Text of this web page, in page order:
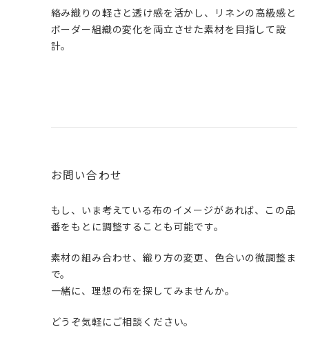
絡み織りの軽さと透け感を活かし、リネンの高級感と
ボーダー組織の変化を両立させた素材を目指して設
計。
お問い合わせ
もし、いま考えている布のイメージがあれば、この品
番をもとに調整することも可能です。
素材の組み合わせ、織り方の変更、色合いの微調整ま
で。
一緒に、理想の布を探してみませんか。
どうぞ気軽にご相談ください。